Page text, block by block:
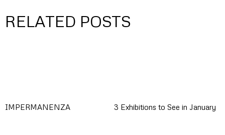
RELATED POSTS
IMPERMANENZA 3 Exhibitions to See in January